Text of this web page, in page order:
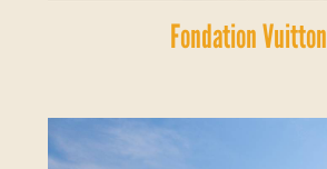
Fondation Vuitton